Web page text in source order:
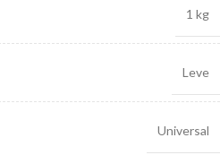
1 kg
Leve
Universal